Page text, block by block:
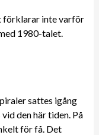
förklarar inte varför
1980-talet.
sattes igång
den här tiden. På
för få. Det